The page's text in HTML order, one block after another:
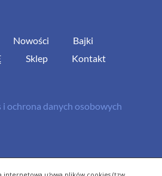
Nowości
Bajki
Sklep Kontakt
ochrona danych osobowych